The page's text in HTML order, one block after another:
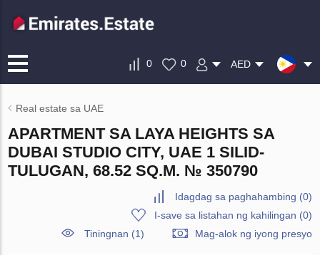
0 0 AED
Real estate sa UAE
APARTMENT SA LAYA HEIGHTS SA
DUBAI STUDIO CITY, UAE 1 SILID-
TULUGAN, 68.52 SQ.M. № 350790
Idagdag sa paghahambing (0)
I-save sa listahan ng kahilingan (0)
Tiningnan (1)
Mag-alok ng iyong presyo